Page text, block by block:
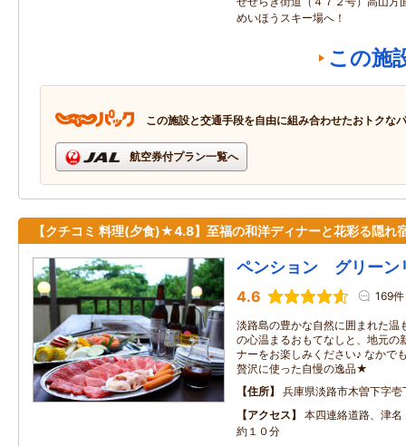
めいほうスキー場へ！
この施
この施設と交通手段を自由に組み合わせたおトクな
航空券付プラン一覧へ
【クチコミ 料理(夕食)★4.8】至福の和洋ディナーと花彩る隠れ
ペンション グリーン
4.6 169件
淡路島の豊かな自然に囲まれた温
の心温まるおもてなしと、地元の
ナーをお楽しみください♪ なかで
贅沢に使った自慢の逸品★
住所
兵庫県淡路市木曽下字壱
アクセス
本四連絡道路、津
約１０分